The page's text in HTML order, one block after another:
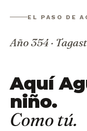
EL PASO DE
Año 354 ·
Aquí
niño.
Como tú.